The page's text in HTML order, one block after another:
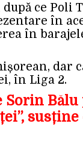
ce Poli
în
în
dar
în Liga 2.
Sorin